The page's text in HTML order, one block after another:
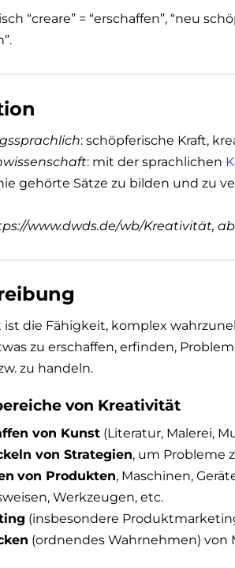
“creare” = “erschaffen”, “neu
: schöpferische Kraft,
: mit der sprachlichen
gehörte Sätze zu bilden und zu
www.dwds.de/wb/Kreativität,
ist die Fähigkeit, komplex
zu erschaffen, erfinden,
zu handeln.
von Kreativität
von Kunst (Literatur, Malerei,
von Strategien, um Probleme
von Produkten, Maschinen,
Werkzeugen, etc.
(insbesondere
(ordnendes Wahrnehmen) von